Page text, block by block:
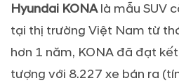
Hyundai KONAlà mẫu SUV
tại thị trường Việt Nam từ
hơn 1 năm, KONA đã đạt
tượng với 8.227 xe bán ra